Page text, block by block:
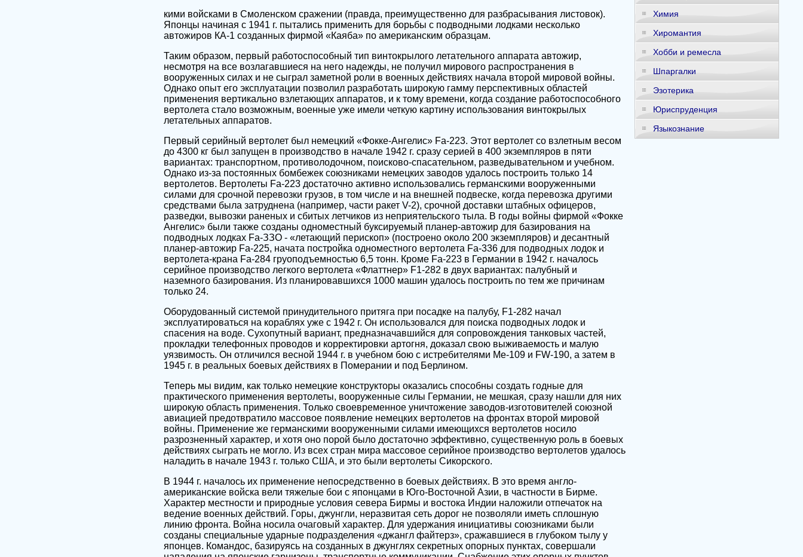
кими войсками в Смоленском сражении (правда, преимущественно для разбрасывания листовок).
Японцы начиная с 1941 г. пытались применить для борьбы с подводными лодками несколько
автожиров КА-1 созданных фирмой «Каяба» по американским образцам.
Таким образом, первый работоспособный тип винтокрылого летательного аппарата автожир,
несмотря на все возлагавшиеся на него надежды, не получил мирового распространения в
вооруженных силах и не сыграл заметной роли в военных действиях начала второй мировой войны.
Однако опыт его эксплуатации позволил разработать широкую гамму перспективных областей
применения вертикально взлетающих аппаратов, и к тому времени, когда создание работоспособного
вертолета стало возможным, военные уже имели четкую картину использования винтокрылых
летательных аппаратов.
Первый серийный вертолет был немецкий «Фокке-Ангелис» Fa-223. Этот вертолет со взлетным весом
до 4300 кг был запущен в производство в начале 1942 г. сразу серией в 400 экземпляров в пяти
вариантах: транспортном, противолодочном, поисково-спасательном, разведывательном и учебном.
Однако из-за постоянных бомбежек союзниками немецких заводов удалось построить только 14
вертолетов. Вертолеты Fa-223 достаточно активно использовались германскими вооруженными
силами для срочной перевозки грузов, в том числе и на внешней подвеске, когда перевозка другими
средствами была затруднена (например, части ракет V-2), срочной доставки штабных офицеров,
разведки, вывозки раненых и сбитых летчиков из неприятельского тыла. В годы войны фирмой «Фокке
Ангелис» были также созданы одноместный буксируемый планер-автожир для базирования на
подводных лодках Fa-ЗЗО - «летающий перископ» (построено около 200 экземпляров) и десантный
планер-автожир Fa-225, начата постройка одноместного вертолета Fa-336 для подводных лодок и
вертолета-крана Fa-284 груоподъемностью 6,5 тонн. Кроме Fa-223 в Германии в 1942 г. началось
серийное производство легкого вертолета «Флаттнер» F1-282 в двух вариантах: палубный и
наземного базирования. Из планировавшихся 1000 машин удалось построить по тем же причинам
только 24.
Оборудованный системой принудительного притяга при посадке на палубу, F1-282 начал
эксплуатироваться на кораблях уже с 1942 г. Он использовался для поиска подводных лодок и
спасения на воде. Сухопутный вариант, предназначавшийся для сопровождения танковых частей,
прокладки телефонных проводов и корректировки артогня, доказал свою выживаемость и малую
уязвимость. Он отличился весной 1944 г. в учебном бою с истребителями Me-109 и FW-190, а затем в
1945 г. в реальных боевых действиях в Померании и под Берлином.
Теперь мы видим, как только немецкие конструкторы оказались способны создать годные для
практического применения вертолеты, вооруженные силы Германии, не мешкая, сразу нашли для них
широкую область применения. Только своевременное уничтожение заводов-изготовителей союзной
авиацией предотвратило массовое появление немецких вертолетов на фронтах второй мировой
войны. Применение же германскими вооруженными силами имеющихся вертолетов носило
разрозненный характер, и хотя оно порой было достаточно эффективно, существенную роль в боевых
действиях сыграть не могло. Из всех стран мира массовое серийное производство вертолетов удалось
наладить в начале 1943 г. только США, и это были вертолеты Сикорского.
В 1944 г. началось их применение непосредственно в боевых действиях. В это время англо-
американские войска вели тяжелые бои с японцами в Юго-Восточной Азии, в частности в Бирме.
Характер местности и природные условия севера Бирмы и востока Индии наложили отпечаток на
ведение военных действий. Горы, джунгли, неразвитая сеть дорог не позволяли иметь сплошную
линию фронта. Война носила очаговый характер. Для удержания инициативы союзниками были
созданы специальные ударные подразделения «джангл файтерз», сражавшиеся в глубоком тылу у
японцев. Командос, базируясь на созданных в джунглях секретных опорных пунктах, совершали
Химия
Хиромантия
Хобби и ремесла
Шпаргалки
Эзотерика
Юриспруденция
Языкознание